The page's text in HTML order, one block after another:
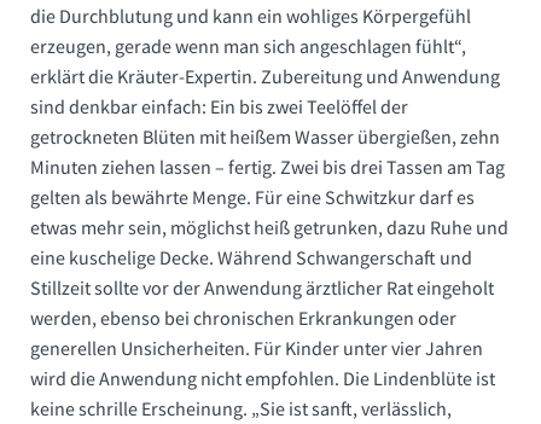
die Durchblutung und kann ein wohliges Körpergefühl
erzeugen, gerade wenn man sich angeschlagen fühlt“,
erklärt die Kräuter-Expertin. Zubereitung und Anwendung
sind denkbar einfach: Ein bis zwei Teelöffel der
getrockneten Blüten mit heißem Wasser übergießen, zehn
Minuten ziehen lassen – fertig. Zwei bis drei Tassen am Tag
gelten als bewährte Menge. Für eine Schwitzkur darf es
etwas mehr sein, möglichst heiß getrunken, dazu Ruhe und
eine kuschelige Decke. Während Schwangerschaft und
Stillzeit sollte vor der Anwendung ärztlicher Rat eingeholt
werden, ebenso bei chronischen Erkrankungen oder
generellen Unsicherheiten. Für Kinder unter vier Jahren
wird die Anwendung nicht empfohlen. Die Lindenblüte ist
keine schrille Erscheinung. „Sie ist sanft, verlässlich,